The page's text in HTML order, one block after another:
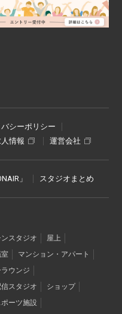
シーポリシー
情報 運営会社
」 スタジオまとめ
スタジオ
屋上
室
マンション・アパート
ウンジ
スタジオ
ショップ
ポーツ施設